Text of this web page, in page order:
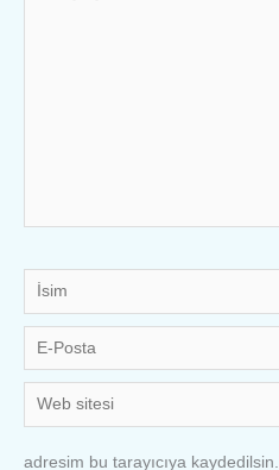
İsim
E-
Posta
Web
sitesi
adresim bu tarayıcıya kaydedilsin.